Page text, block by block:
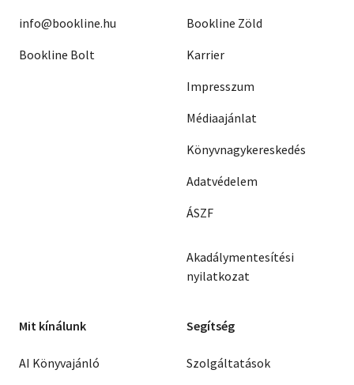
info@bookline.hu
Bookline Bolt
Bookline Zöld
Karrier
Impresszum
Médiaajánlat
Könyvnagykereskedés
Adatvédelem
ÁSZF
Akadálymentesítési
nyilatkozat
Mit kínálunk
AI Könyvajánló
Segítség
Szolgáltatások